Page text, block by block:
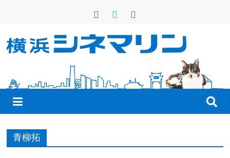
ン
横
浜
シ
ネ
青柳拓